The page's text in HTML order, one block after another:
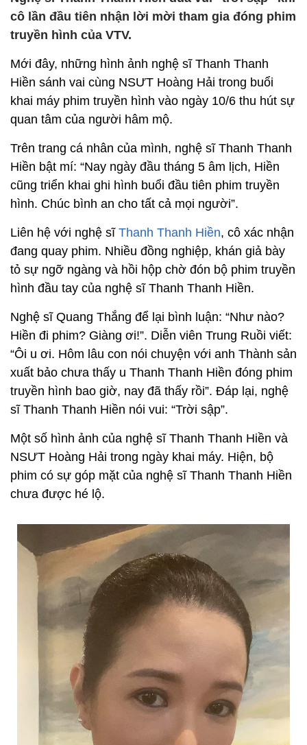
cô lần đầu tiên nhận lời mời tham gia đóng phim
truyền hình của VTV.
Mới đây, những hình ảnh nghệ sĩ Thanh Thanh
Hiền sánh vai cùng NSƯT Hoàng Hải trong buổi
khai máy phim truyền hình vào ngày 10/6 thu hút sự
quan tâm của người hâm mộ.
Trên trang cá nhân của mình, nghệ sĩ Thanh Thanh
Hiền bật mí: “Nay ngày đầu tháng 5 âm lịch, Hiền
cũng triển khai ghi hình buổi đầu tiên phim truyền
hình. Chúc bình an cho tất cả mọi người”.
Liên hệ với nghệ sĩ Thanh Thanh Hiền, cô xác nhận
đang quay phim. Nhiều đồng nghiệp, khán giả bày
tỏ sự ngỡ ngàng và hồi hộp chờ đón bộ phim truyền
hình đầu tay của nghệ sĩ Thanh Thanh Hiền.
Nghệ sĩ Quang Thắng để lại bình luận: “Như nào?
Hiền đi phim? Giàng ơi!”. Diễn viên Trung Ruồi viết:
“Ôi u ơi. Hôm lâu con nói chuyện với anh Thành sản
xuất bảo chưa thấy u Thanh Thanh Hiền đóng phim
truyền hình bao giờ, nay đã thấy rồi”. Đáp lại, nghệ
sĩ Thanh Thanh Hiền nói vui: “Trời sập”.
Một số hình ảnh của nghệ sĩ Thanh Thanh Hiền và
NSƯT Hoàng Hải trong ngày khai máy. Hiện, bộ
phim có sự góp mặt của nghệ sĩ Thanh Thanh Hiền
chưa được hé lộ.